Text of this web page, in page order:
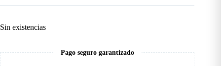
Sin existencias
Pago seguro garantizado